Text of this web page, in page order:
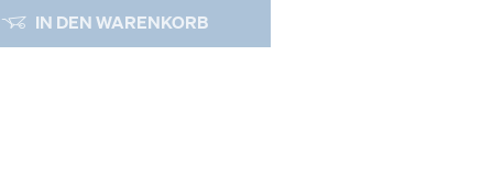
IN DEN WARENKORB